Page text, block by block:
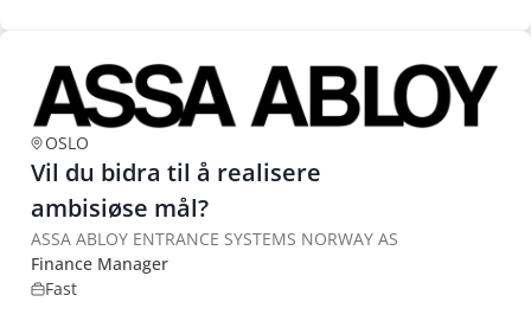
OSLO
Vil du bidra til å realisere
ambisiøse mål?
ASSA ABLOY ENTRANCE SYSTEMS NORWAY AS
Finance Manager
Fast